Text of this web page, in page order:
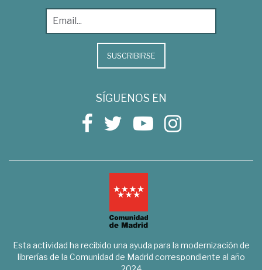
SUSCRIBIRSE
SÍGUENOS EN
Esta actividad ha recibido una ayuda para la modernización de
librerías de la Comunidad de Madrid correspondiente al año